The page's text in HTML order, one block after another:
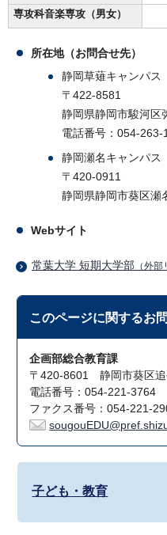
専攻科音楽専攻（男女）
所在地（お問合せ先）
静岡草薙キャンパス
〒422-8581
静岡県静岡市駿河区
電話番号：054-263-
静岡瀬名キャンパス
〒420-0911
静岡県静岡市葵区瀬
Webサイト
常葉大学 短期大学部 （外部
このページに関するお
企画部総合教育課
〒420-8601 静岡市葵区追
電話番号：054-221-3764
ファクス番号：054-221-
子ども・教育